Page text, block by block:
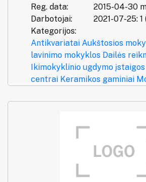
Reg. data:
2015-04-30
Darbotojai:
2021-07-25:
Kategorijos:
Antikvariatai Aukštosios
lavinimo mokyklos Dailės
Ikimokyklinio ugdymo įstaigos
centrai Keramikos gaminiai